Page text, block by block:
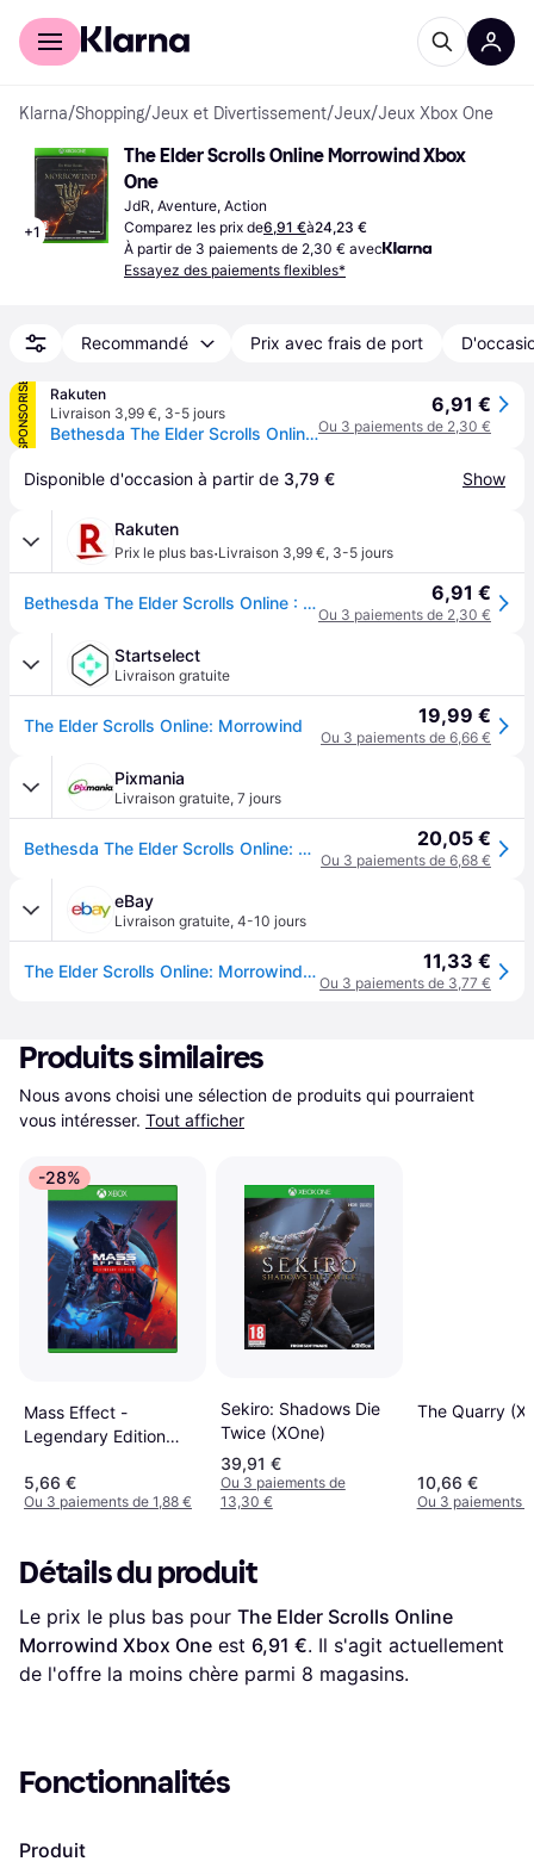
Acheter avec Klarna
Klarna/Shopping/Jeux et Divertissement/Jeux/Jeux Xbox One
+1
The Elder Scrolls Online Morrowind Xbox
One
JdR, Aventure, Action
Comparez les prix de6,91 €à24,23 €
À partir de 3 paiements de 2,30 € avec
Essayez des paiements flexibles*
Recommandé Prix avec frais de port
SPONSORISÉ
Rakuten
Livraison 3,99 €, 3-5 jours
Bethesda The Elder Scrolls Online : Morrowind Standard Allemand, Anglais, Français PC
6,91 €
Ou 3 paiements de 2,30 €
Disponible d'occasion à partir de 3,79 € Show
Rakuten
Prix le plus bas·Livraison 3,99 €, 3-5 jours
Bethesda The Elder Scrolls Online : Morrowind Standard Allemand, Anglais, Français PC 6,91 €
Ou 3 paiements de 2,30 €
Startselect
Livraison gratuite
The Elder Scrolls Online: Morrowind 19,99 €
Ou 3 paiements de 6,66 €
Pixmania
Livraison gratuite, 7 jours
Bethesda The Elder Scrolls Online: Morrowind, Xbox One - Neuf 20,05 €
Ou 3 paiements de 6,68 €
eBay
Livraison gratuite, 4-10 jours
The Elder Scrolls Online: Morrowind (xbox One) (microsoft Xbox One) 11,33 €
Ou 3 paiements de 3,77 €
Produits similaires
Nous avons choisi une sélection de produits qui pourraient
vous intéresser. Tout afficher
-28%
Mass Effect -
Legendary Edition
5,66 €
Ou 3 paiements de 1,88 €
Sekiro: Shadows Die
Twice (XOne)
39,91 €
Ou 3 paiements de
13,30 €
The Quarry
10,66 €
Ou 3 paiements
Détails du produit
Le prix le plus bas pour The Elder Scrolls Online
Morrowind Xbox One est 6,91 €. Il s'agit actuellement
de l'offre la moins chère parmi 8 magasins.
Fonctionnalités
Produit